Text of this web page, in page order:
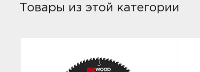
Товары из этой категории